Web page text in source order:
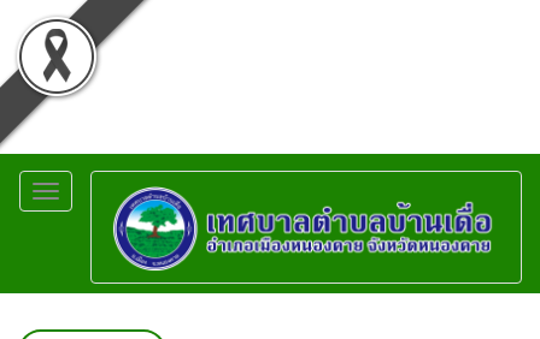
Toggle
navigation